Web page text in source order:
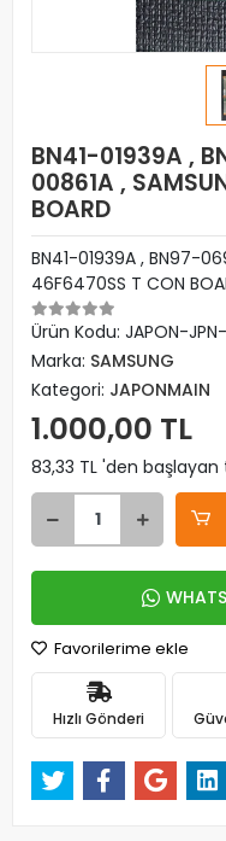
BN41-01939A ,
00861A ,
BOARD
BN41-01939A , BN97-
46F6470SS T CON
Ürün Kodu: JAPON-
Marka: SAMSUNG
Kategori: JAPONMAIN
1.000,00 TL
83,33 TL 'den
Favorilerime ekle
Hızlı Gönderi